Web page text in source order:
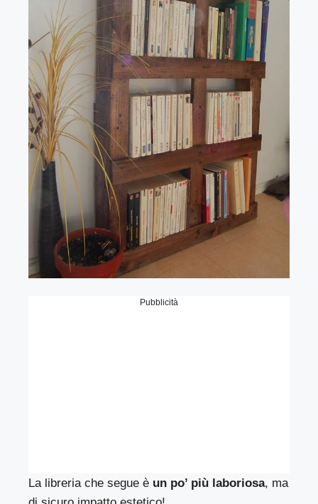
Pubblicità
La libreria che segue è un po’ più laboriosa, ma